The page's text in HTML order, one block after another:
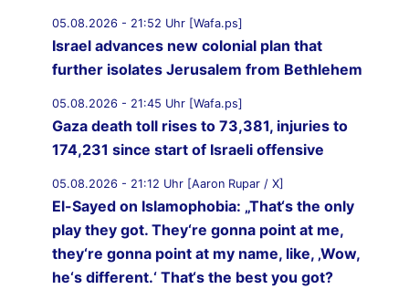
05.08.2026 - 21:52 Uhr [Wafa.ps]
Israel advances new colonial plan that
further isolates Jerusalem from Bethlehem
05.08.2026 - 21:45 Uhr [Wafa.ps]
Gaza death toll rises to 73,381, injuries to
174,231 since start of Israeli offensive
05.08.2026 - 21:12 Uhr [Aaron Rupar / X]
El-Sayed on Islamophobia: „That‘s the only
play they got. They‘re gonna point at me,
they‘re gonna point at my name, like, ‚Wow,
he‘s different.‘ That‘s the best you got?